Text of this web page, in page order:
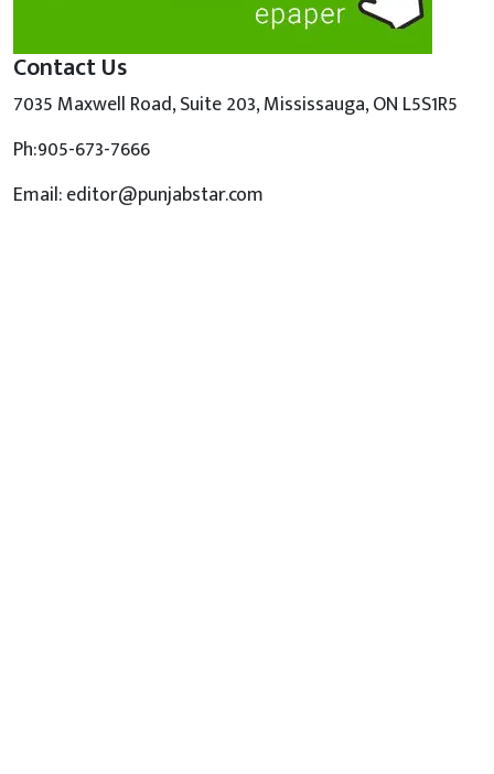
Contact Us
7035 Maxwell Road, Suite 203, Mississauga, ON L5S1R5
Ph:905-673-7666
Email: editor@punjabstar.com